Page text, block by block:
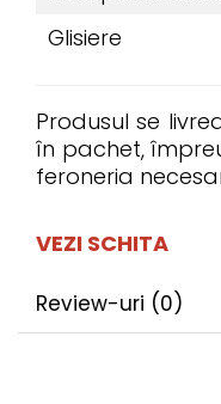
Glisiere
Produsul se
în pachet,
feroneria
VEZI SCHITA
Review-uri (0)